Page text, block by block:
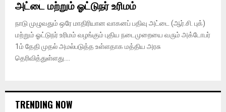
அட்டை மற்றும் ஓட்டுநர் உரிமம்
நாடு முழுவதும் ஒரே மாதிரியான வாகனப் பதிவு அட்டை (ஆர்.சி. புக்)
மற்றும் ஓட்டுநர் உரிமம் வழங்கும் புதிய நடைமுறையை வரும் அக்டோபர்
1ம் தேதி முதல் அமல்படுத்த உள்ளதாக மத்திய அரசு
தெரிவித்துள்ளது....
TRENDING NOW